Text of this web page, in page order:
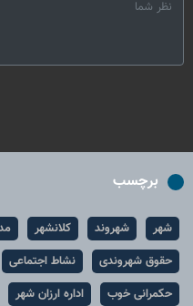
برچسب
شهر شهروند کلانشهر
حقوق شهروندی
نشاط اجتماعی
حکمرانی خوب
اداره ارزان شهر